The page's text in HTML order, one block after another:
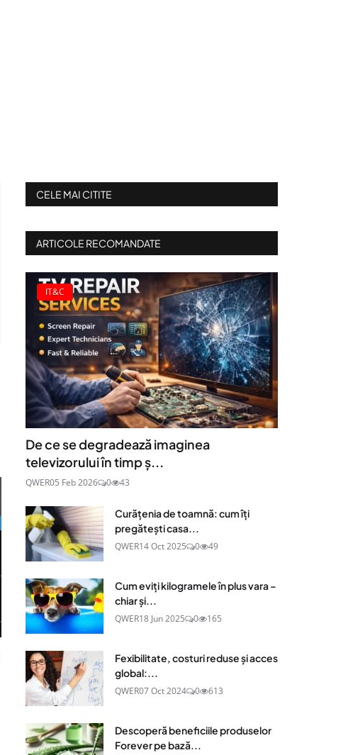
CELE MAI CITITE
ARTICOLE RECOMANDATE
IT&C
De ce se degradează imaginea
televizorului în timp ș...
QWER05 Feb 2026 0 43
Curățenia de toamnă: cum îți
pregătești casa...
QWER14 Oct 2025 0 49
Cum eviți kilogramele în plus vara –
chiar și...
QWER18 Jun 2025 0 165
Fexibilitate, costuri reduse și acces
global:...
QWER07 Oct 2024 0 613
Descoperă beneficiile produselor
Forever pe bază...